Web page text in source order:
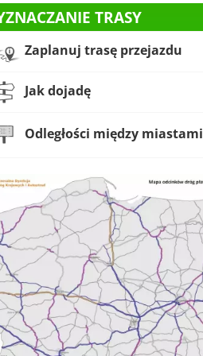
TRASY
Zaplanuj trasę przejazdu
Jak dojadę
Odległości między miastami